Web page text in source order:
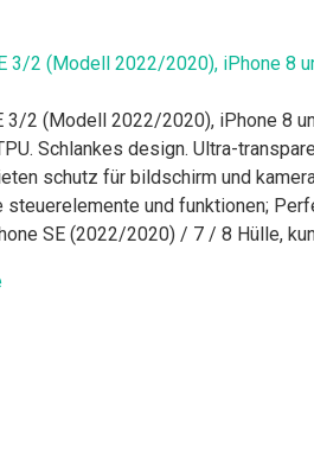
3/2 (Modell 2022/2020), iPhone 8
3/2 (Modell 2022/2020), iPhone 8
Schlankes design. Ultra-
schutz für bildschirm und
und funktionen;
SE (2022/2020) / 7 / 8 Hülle,